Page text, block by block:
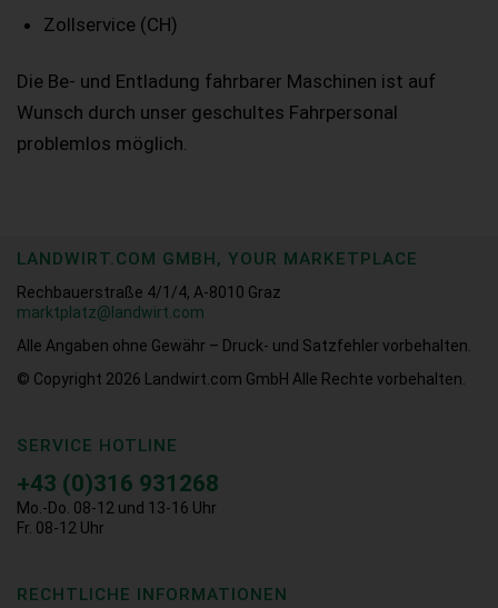
Zollservice (CH)
Die Be- und Entladung fahrbarer Maschinen ist auf
Wunsch durch unser geschultes Fahrpersonal
problemlos möglich.
LANDWIRT.COM GMBH, YOUR MARKETPLACE
Rechbauerstraße 4/1/4, A-8010 Graz
marktplatz@landwirt.com
Alle Angaben ohne Gewähr – Druck- und Satzfehler vorbehalten.
© Copyright 2026
Landwirt.com GmbH Alle Rechte vorbehalten.
SERVICE HOTLINE
+43 (0)316 931268
Mo.-Do. 08-12 und 13-16 Uhr
Fr. 08-12 Uhr
RECHTLICHE INFORMATIONEN